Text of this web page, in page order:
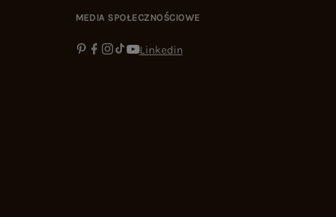
MEDIA SPOŁECZNOŚCIOWE
Linkedin